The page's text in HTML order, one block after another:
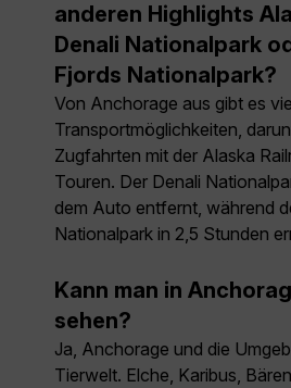
anderen Highlights
Denali Nationalpark
Fjords Nationalpark?
Von Anchorage aus gibt es
Transportmöglichkeiten,
Zugfahrten mit der Alaska
Touren. Der Denali
dem Auto entfernt, während
Nationalpark in 2,5 Stunden
Kann man in
sehen?
Ja, Anchorage und die
Tierwelt. Elche, Karibus,